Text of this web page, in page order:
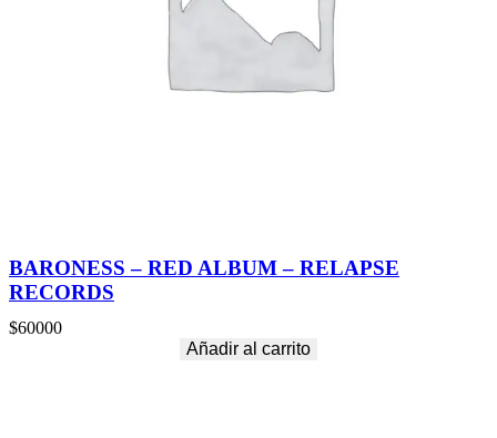
BARONESS – RED ALBUM – RELAPSE
RECORDS
$60000
Añadir al carrito